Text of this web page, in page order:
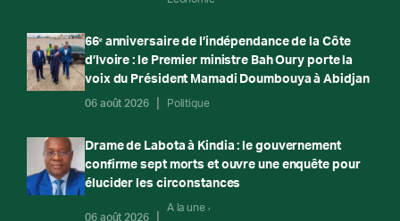
66ᵉ anniversaire de l’indépendance de la Côte
d’Ivoire : le Premier ministre Bah Oury porte la
voix du Président Mamadi Doumbouya à Abidjan
06 août 2026 Politique
Drame de Labota à Kindia : le gouvernement
confirme sept morts et ouvre une enquête pour
élucider les circonstances
06 août 2026
A la une